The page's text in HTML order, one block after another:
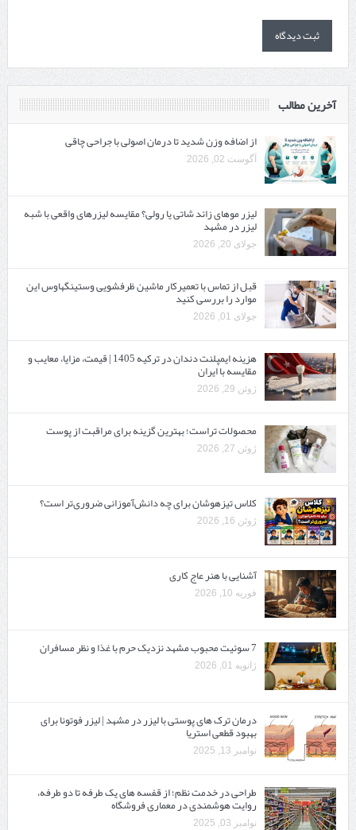
آخرین مطالب
از اضافه وزن شدید تا درمان اصولی با جراحی چاقی
آگوست 02, 2026
لیزر موهای زائد شاتی یا رولی؟ مقایسه لیزرهای واقعی با شبه‌
لیزر در مشهد
جولای 20, 2026
قبل از تماس با تعمیرکار ماشین ظرفشویی وستینگهاوس این
موارد را بررسی کنید
جولای 01, 2026
هزینه ایمپلنت دندان در ترکیه 1405 | قیمت، مزایا، معایب و
مقایسه با ایران
ژوئن 29, 2026
محصولات تراست؛ بهترین گزینه برای مراقبت از پوست
ژوئن 27, 2026
کلاس تیزهوشان برای چه دانش‌آموزانی ضروری‌تر است؟
ژوئن 16, 2026
آشنایی با هنر عاج کاری
فوریه 10, 2026
7 سوئیت محبوب مشهد نزدیک حرم با غذا و نظر مسافران
ژانویه 01, 2026
درمان ترک های پوستی با لیزر در مشهد | لیزر فوتونا برای
بهبود قطعی استریا
نوامبر 13, 2025
طراحی در خدمت نظم؛ از قفسه ‌های یک‌ طرفه تا دو طرفه،
روایت هوشمندی در معماری فروشگاه
نوامبر 03, 2025